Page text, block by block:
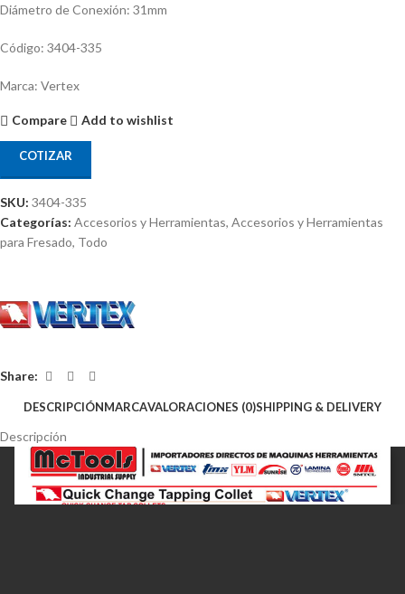
Diámetro de Conexión: 31mm
Código: 3404-335
Marca: Vertex
Compare Add to wishlist
COTIZAR
SKU: 3404-335
Categorías: Accesorios y Herramientas, Accesorios y Herramientas
para Fresado, Todo
Share:
DESCRIPCIÓNMARCAVALORACIONES (0)SHIPPING & DELIVERY
Descripción